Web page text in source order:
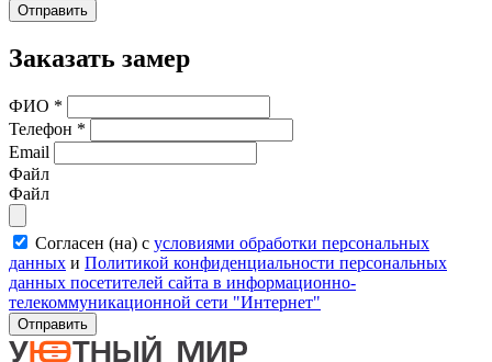
Отправить
Заказать замер
ФИО *
Телефон *
Email
Файл
Файл
Согласен (на) с условиями обработки персональных
данных и Политикой конфиденциальности персональных
данных посетителей сайта в информационно-
телекоммуникационной сети "Интернет"
Отправить